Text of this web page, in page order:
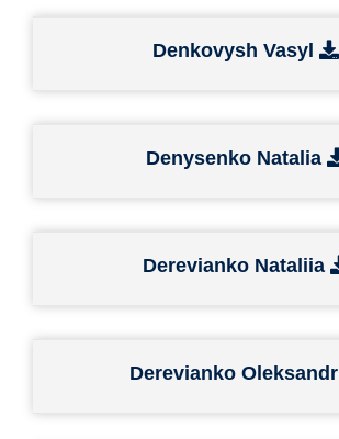
Denkovysh Vasyl
Denysenko Natalia
Derevianko Nataliia
Derevianko Oleksandr